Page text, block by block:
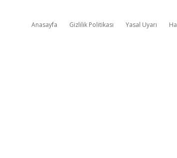
Anasayfa Gizlilik Politikası Yasal Uyarı